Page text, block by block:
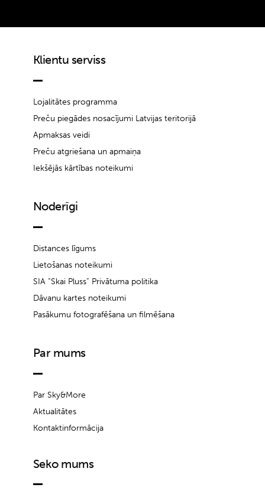
Klientu serviss
Lojalitātes programma
Preču piegādes nosacījumi Latvijas teritorijā
Apmaksas veidi
Preču atgriešana un apmaiņa
Iekšējās kārtības noteikumi
Noderīgi
Distances līgums
Lietošanas noteikumi
SIA “Skai Pluss” Privātuma politika
Dāvanu kartes noteikumi
Pasākumu fotografēšana un filmēšana
Par mums
Par Sky&More
Aktualitātes
Kontaktinformācija
Seko mums